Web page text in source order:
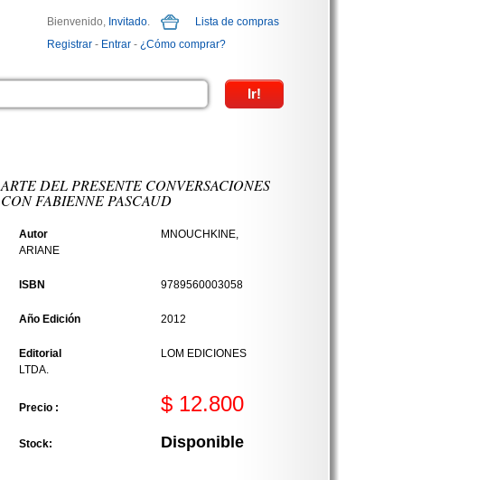
Bienvenido, Invitado.
Lista de compras
Registrar - Entrar - ¿Cómo comprar?
ARTE DEL PRESENTE CONVERSACIONES
CON FABIENNE PASCAUD
Autor
MNOUCHKINE,
ARIANE
ISBN 9789560003058
Año Edición 2012
Editorial
LOM EDICIONES
LTDA.
Precio : $ 12.800
Stock: Disponible